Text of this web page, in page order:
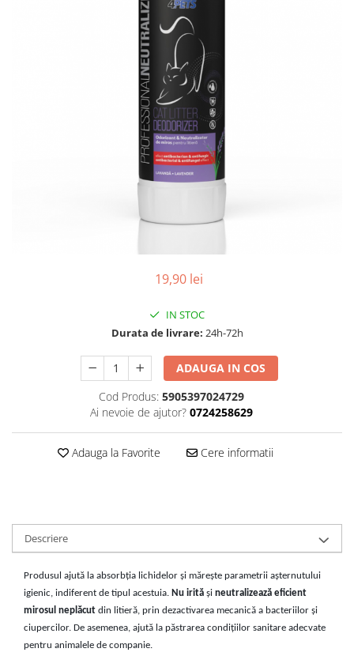
19,90 lei
IN STOC
Durata de livrare: 24h-72h
ADAUGA IN COS
Cod Produs: 5905397024729
Ai nevoie de ajutor? 0724258629
Adauga la Favorite Cere informatii
Descriere
Produsul ajută la absorbția lichidelor și mărește parametrii așternutului
igienic, indiferent de tipul acestuia. Nu irită și neutralizează eficient
mirosul neplăcut din litieră, prin dezactivarea mecanică a bacteriilor și
ciupercilor. De asemenea, ajută la păstrarea condițiilor sanitare adecvate
pentru animalele de companie.